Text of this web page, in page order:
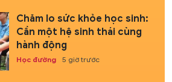
Chăm lo sức khỏe học sinh:
Cần một hệ sinh thái cùng
hành động
Học đường 5 giờ trước